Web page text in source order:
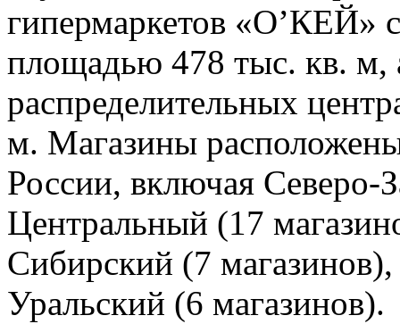
гипермаркетов «О’КЕЙ»
площадью 478 тыс. кв. м,
распределительных
м. Магазины
России, включая Северо-
Центральный (17
Сибирский (7
Уральский (6 магазинов).